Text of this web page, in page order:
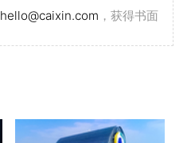
hello@caixin.com ，获得书面